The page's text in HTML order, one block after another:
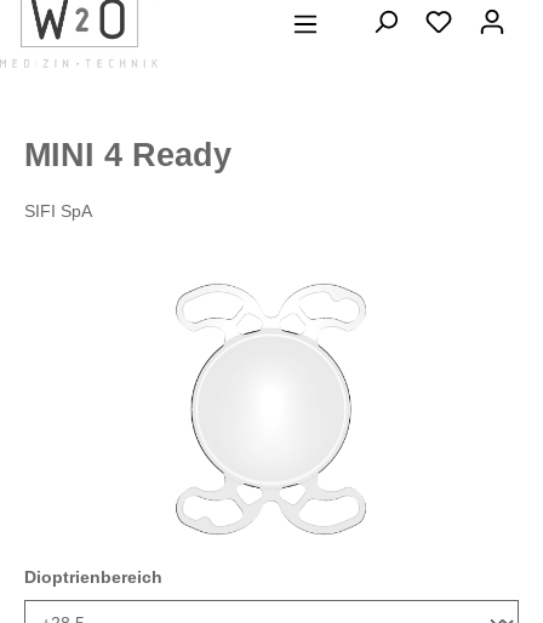
springen
MINI 4 Ready
SIFI SpA
Bildergalerie überspringen
Dioptrienbereich